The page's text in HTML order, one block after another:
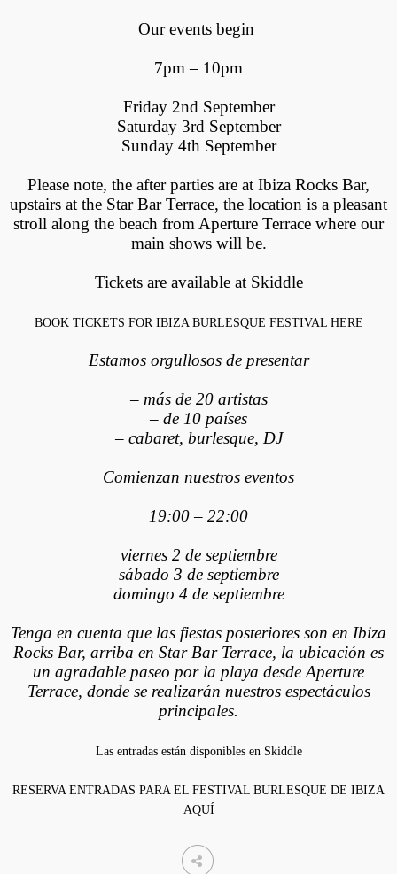
Our events begin
7pm – 10pm
Friday 2nd September
Saturday 3rd September
Sunday 4th September
Please note, the after parties are at Ibiza Rocks Bar,
upstairs at the Star Bar Terrace, the location is a pleasant
stroll along the beach from Aperture Terrace where our
main shows will be.
Tickets are available at Skiddle
BOOK TICKETS FOR IBIZA BURLESQUE FESTIVAL HERE
Estamos orgullosos de presentar
– más de 20 artistas
– de 10 países
– cabaret, burlesque, DJ
Comienzan nuestros eventos
19:00 – 22:00
viernes 2 de septiembre
sábado 3 de septiembre
domingo 4 de septiembre
Tenga en cuenta que las fiestas posteriores son en Ibiza
Rocks Bar, arriba en Star Bar Terrace, la ubicación es
un agradable paseo por la playa desde Aperture
Terrace, donde se realizarán nuestros espectáculos
principales.
Las entradas están disponibles en Skiddle
RESERVA ENTRADAS PARA EL FESTIVAL BURLESQUE DE IBIZA
AQUÍ